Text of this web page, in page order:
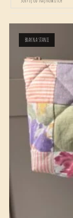
BRAK NA STANIE